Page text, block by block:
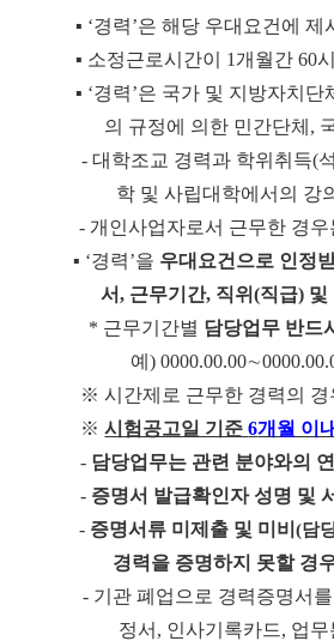
▪ ‘경력’은 해당 우대요건에 제
▪ 소정근로시간이 1 개월간 60
▪ ‘경력’은 국가 및 지방자치단
의 규정에 의한 민간단체 ,
- 대학조교 경력과 학위취득(석
학 및 사립대학에서의 강
- 개인사업자로서 근무한 경
▪ ‘경력’을 우대요건으로 인정
서, 근무기간, 직위(직급) 및
* 근무기간별 담당업무 반드
예 ) 0000.00.00∼
※시간제로 근무한 경력의
※시험공고일 기준6개월 이
- 담당업무는 관련 분야와의
- 증명서 발급확인자 성명 및
- 증명서류 미제출 및 미비(담
경력을 증명하지 못할 경
- 기관 폐업으로 경력증명서
정서 , 인사기록카드, 업무